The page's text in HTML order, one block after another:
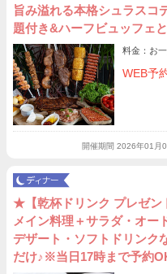
旨み溢れる本格シュラス
題付き&ハーフビュッフェ
料金：お
WEB予
開催期間 2026年01月
★【乾杯ドリンク プレゼ
メイン料理＋サラダ・オー
デザート・ソフトドリンク
だけ♪※当日17時まで予約